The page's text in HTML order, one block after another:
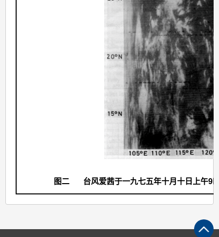
图二 台风爱茜于一九七五年十月十日上午9